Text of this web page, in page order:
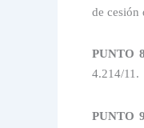
de cesión
PUNTO
4.214/11.
PUNTO